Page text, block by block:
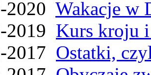
2020 Wakacje w
2019 Kurs kroju i
2017 Ostatki,